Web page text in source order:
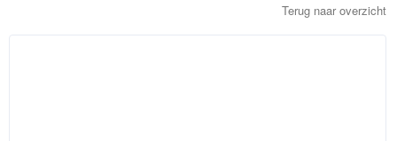
Terug naar overzicht